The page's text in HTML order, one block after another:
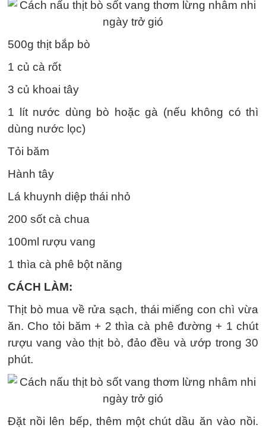
500g thịt bắp bò
1 củ cà rốt
3 củ khoai tây
1 lít nước dùng bò hoặc gà (nếu không có thì
dùng nước lọc)
Tỏi băm
Hành tây
Lá khuynh diệp thái nhỏ
200 sốt cà chua
100ml rượu vang
1 thìa cà phê bột năng
CÁCH LÀM:
Thịt bò mua về rửa sạch, thái miếng con chì vừa
ăn. Cho tỏi băm + 2 thìa cà phê đường + 1 chút
rượu vang vào thịt bò, đảo đều và ướp trong 30
phút.
Đặt nồi lên bếp, thêm một chút dầu ăn vào nồi.